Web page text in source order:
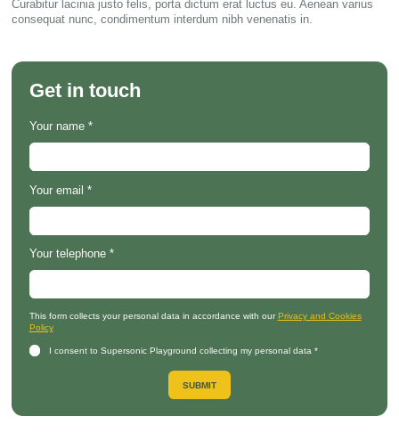
Curabitur lacinia justo felis, porta dictum erat luctus eu. Aenean varius
consequat nunc, condimentum interdum nibh venenatis in.
Get in touch
Your name *
Your email *
Your telephone *
This form collects your personal data in accordance with ourPrivacy and Cookies
Policy
I consent to Supersonic Playground collecting my personal data*